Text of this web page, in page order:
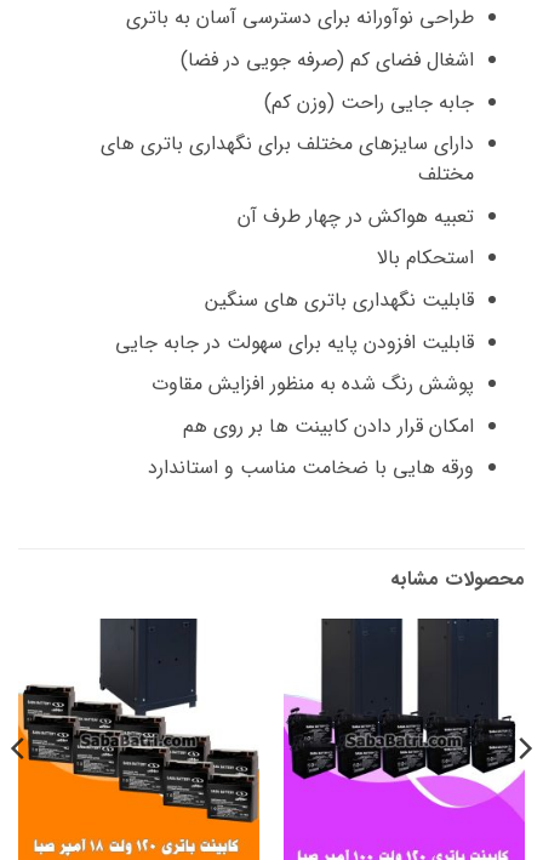
طراحی نوآورانه برای دسترسی آسان به باتری
اشغال فضای کم (صرفه جویی در فضا)
جابه جایی راحت (وزن کم)
دارای سایزهای مختلف برای نگهداری باتری های
مختلف
تعبیه هواکش در چهار طرف آن
استحکام بالا
قابلیت نگهداری باتری های سنگین
قابلیت افزودن پایه برای سهولت در جابه جایی
پوشش رنگ شده به منظور افزایش مقاوت
امکان قرار دادن کابینت ها بر روی هم
ورقه هایی با ضخامت مناسب و استاندارد
محصولات مشابه